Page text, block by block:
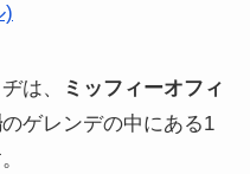
)
は、
ミッフィーオフィ
のゲレンデの中にある1